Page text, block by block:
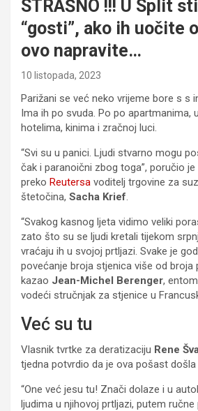
STRAŠNO !!! U Split
“gosti”, ako ih uočite
ovo napravite…
10 listopada, 2023
Parižani se već neko vrijeme bore s s
Ima ih po svuda. Po po apartmanima,
hotelima, kinima i zračnoj luci.
“Svi su u panici. Ljudi stvarno mogu
čak i paranoični zbog toga”, poručio je
preko Reutersa voditelj trgovine za
štetočina, Sacha Krief.
“Svakog kasnog ljeta vidimo veliki
zato što su se ljudi kretali tijekom
vraćaju ih u svojoj prtljazi. Svake je
povećanje broja stjenica više od broja
kazao Jean-Michel Berenger,
vodeći stručnjak za stjenice u
Već su tu
Vlasnik tvrtke za deratizaciju Rene
tjedna potvrdio da je ova pošast došla
“One već jesu tu! Znači dolaze i u
ljudima u njihovoj prtljazi, putem ručne